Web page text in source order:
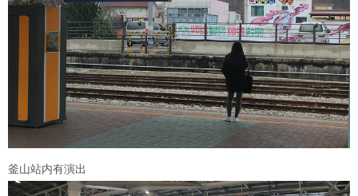
釜山站内有演出